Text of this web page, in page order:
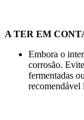
A TER EM
Embora o
corrosão.
fermentadas
recomendável